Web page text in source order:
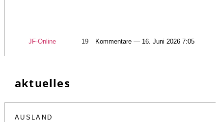
JF-Online 19 Kommentare — 16. Juni 2026 7:05
aktuelles
AUSLAND